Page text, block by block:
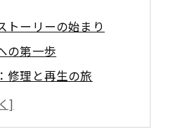
トーリーの始まり
の第一歩
修理と再生の旅
ともに生きる